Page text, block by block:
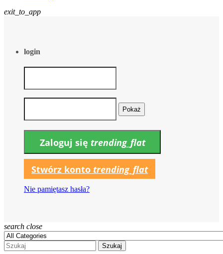
exit_to_app
login
Pokaż
Zaloguj się trending_flat
Stwórz konto trending_flat
Nie pamiętasz hasła?
search close
Szukaj